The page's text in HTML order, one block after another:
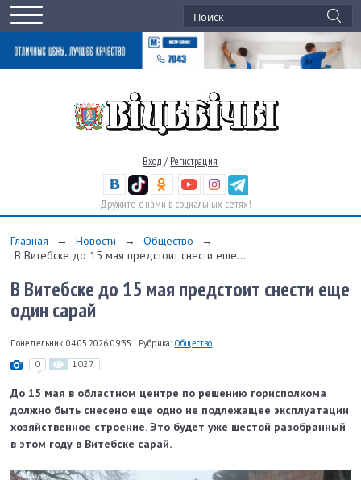
Вход / Регистрация
Дружите с нами в социальных сетях!
Главная → Новости → Общество
→
В Витебске до 15 мая предстоит снести еще...
В Витебске до 15 мая предстоит снести еще
один сарай
Понедельник, 04.05.2026 09:35 | Рубрика: Общество
0 1027
До 15 мая в областном центре по решению горисполкома
должно быть снесено еще одно не подлежащее эксплуатации
хозяйственное строение. Это будет уже шестой разобранный
в этом году в Витебске сарай.